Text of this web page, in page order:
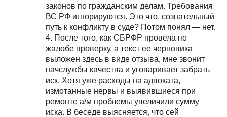
законов по гражданским делам. Требования
ВС РФ игнорируются. Это что, сознательный
путь к конфликту в суде? Потом понял — нет.
4. После того, как СБРФР провела по
жалобе проверку, а текст ее черновика
выложен здесь в виде отзыва, мне звонит
начслужбы качества и уговаривает забрать
иск. Хотя уже расходы на адвоката,
измотанные нервы и выявившиеся при
ремонте а/м проблемы увеличили сумму
иска. В беседе выясняется, что сей